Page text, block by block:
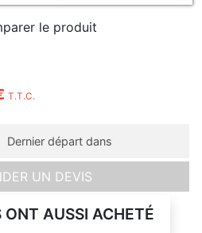
le produit
T.T.C.
Dernier départ dans
UN DEVIS
ONT AUSSI ACHETÉ